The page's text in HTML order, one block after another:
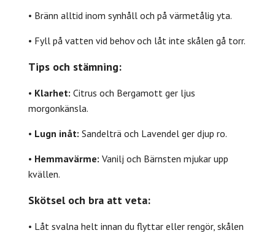
• Bränn alltid inom synhåll och på värmetålig yta.
• Fyll på vatten vid behov och låt inte skålen gå torr.
Tips och stämning:
• Klarhet: Citrus och Bergamott ger ljus
morgonkänsla.
• Lugn inåt: Sandelträ och Lavendel ger djup ro.
• Hemmavärme: Vanilj och Bärnsten mjukar upp
kvällen.
Skötsel och bra att veta:
• Låt svalna helt innan du flyttar eller rengör, skålen